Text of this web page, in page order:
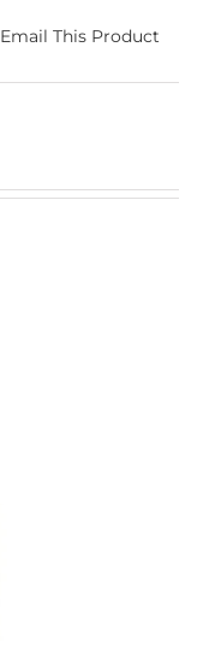
Email This Product